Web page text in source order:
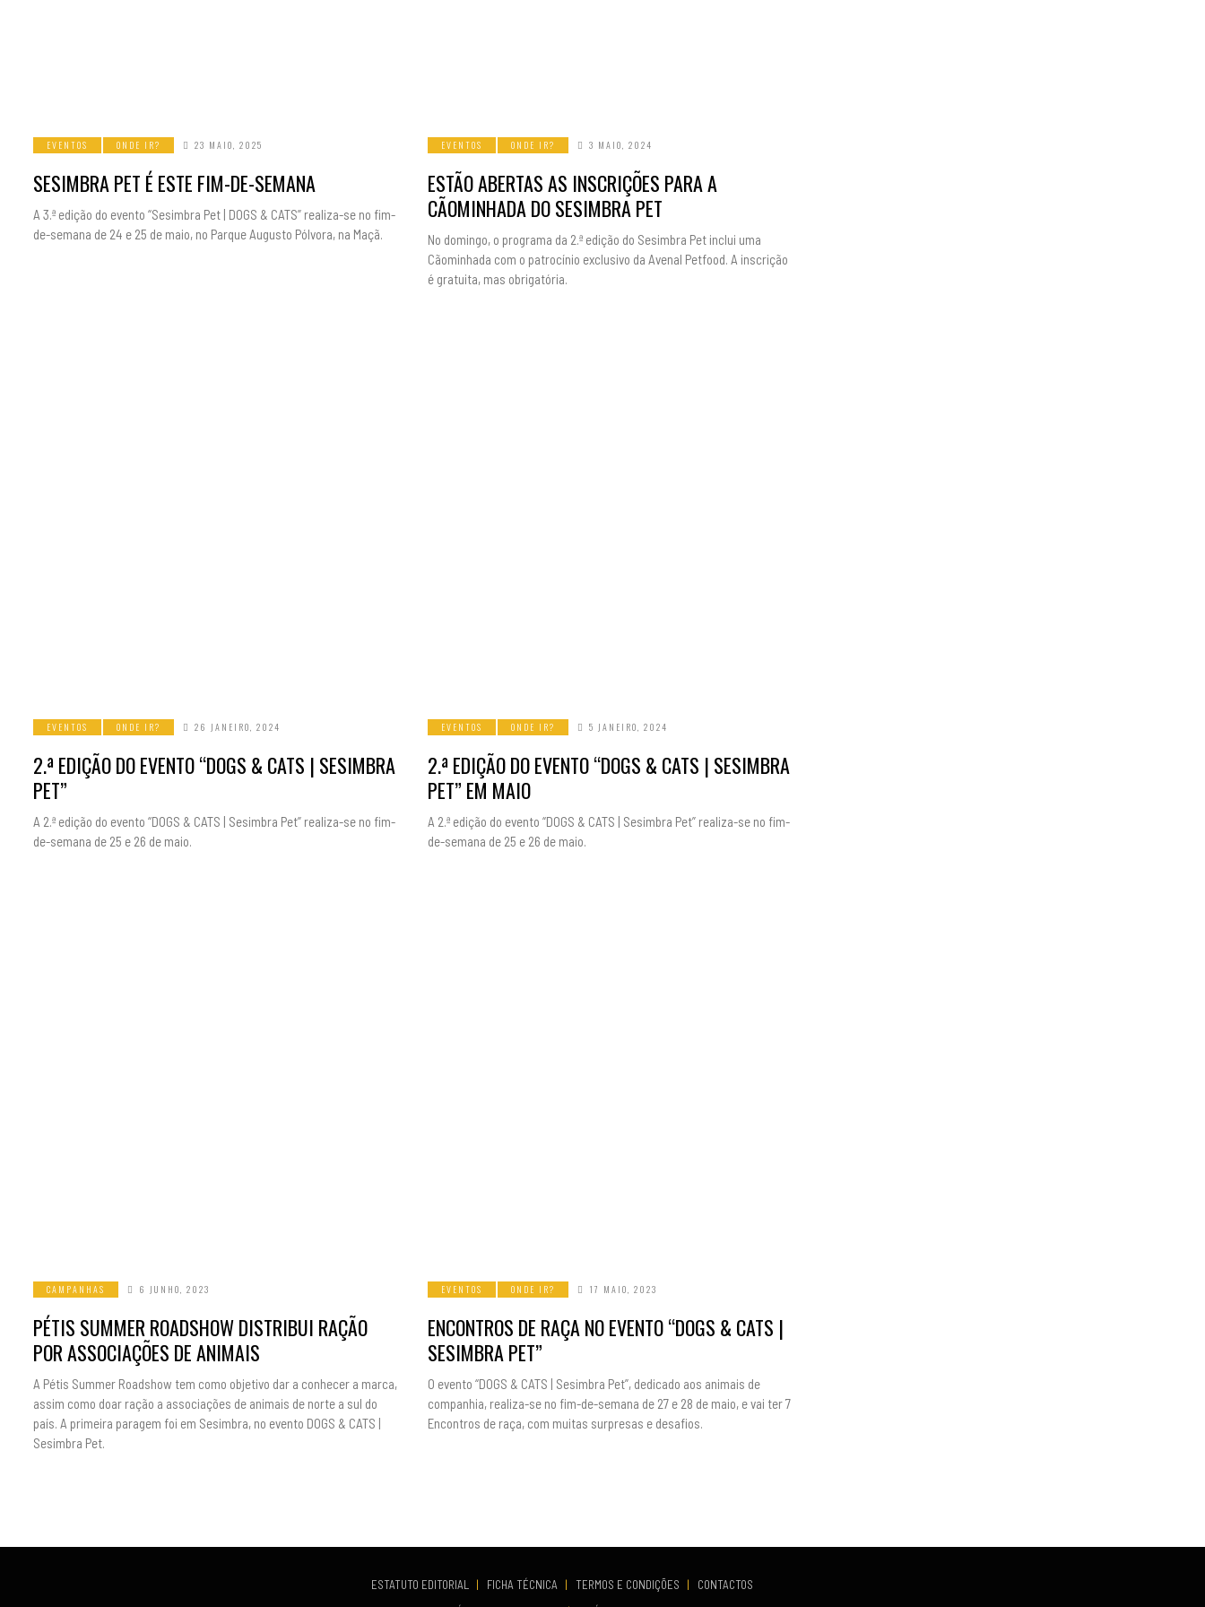
EVENTOS ONDE IR? 23 MAIO, 2025
SESIMBRA PET É ESTE FIM-DE-SEMANA
A 3.ª edição do evento “Sesimbra Pet | DOGS & CATS” realiza-se no fim-
de-semana de 24 e 25 de maio, no Parque Augusto Pólvora, na Maçã.
EVENTOS ONDE IR? 3 MAIO, 2024
ESTÃO ABERTAS AS INSCRIÇÕES PARA A
CÃOMINHADA DO SESIMBRA PET
No domingo, o programa da 2.ª edição do Sesimbra Pet inclui uma
Cãominhada com o patrocínio exclusivo da Avenal Petfood. A inscrição
é gratuita, mas obrigatória.
EVENTOS ONDE IR? 26 JANEIRO, 2024
2.ª EDIÇÃO DO EVENTO “DOGS & CATS | SESIMBRA
PET”
A 2.ª edição do evento “DOGS & CATS | Sesimbra Pet” realiza-se no fim-
de-semana de 25 e 26 de maio.
EVENTOS ONDE IR? 5 JANEIRO, 2024
2.ª EDIÇÃO DO EVENTO “DOGS & CATS | SESIMBRA
PET” EM MAIO
A 2.ª edição do evento “DOGS & CATS | Sesimbra Pet” realiza-se no fim-
de-semana de 25 e 26 de maio.
CAMPANHAS 6 JUNHO, 2023
PÉTIS SUMMER ROADSHOW DISTRIBUI RAÇÃO
POR ASSOCIAÇÕES DE ANIMAIS
A Pétis Summer Roadshow tem como objetivo dar a conhecer a marca,
assim como doar ração a associações de animais de norte a sul do
país. A primeira paragem foi em Sesimbra, no evento DOGS & CATS |
Sesimbra Pet.
EVENTOS ONDE IR? 17 MAIO, 2023
ENCONTROS DE RAÇA NO EVENTO “DOGS & CATS |
SESIMBRA PET”
O evento “DOGS & CATS | Sesimbra Pet”, dedicado aos animais de
companhia, realiza-se no fim-de-semana de 27 e 28 de maio, e vai ter 7
Encontros de raça, com muitas surpresas e desafios.
ESTATUTO EDITORIAL | FICHA TÉCNICA | TERMOS E CONDIÇÕES |
CONTACTOS